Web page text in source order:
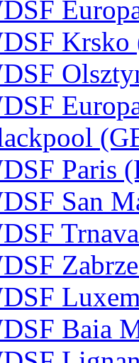
Krsko
Paris
San
Baia